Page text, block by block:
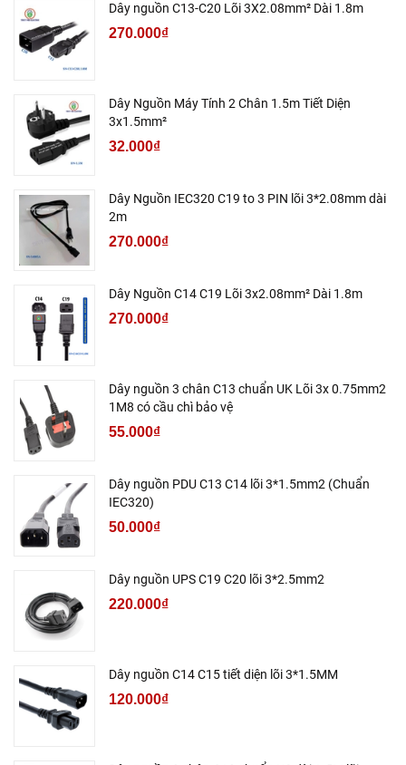
Dây nguồn C13-C20 Lõi 3X2.08mm² Dài 1.8m
270.000₫
Dây Nguồn Máy Tính 2 Chân 1.5m Tiết Diện
3x1.5mm²
32.000₫
Dây Nguồn IEC320 C19 to 3 PIN lõi 3*2.08mm dài
2m
270.000₫
Dây Nguồn C14 C19 Lõi 3x2.08mm² Dài 1.8m
270.000₫
Dây nguồn 3 chân C13 chuẩn UK Lõi 3x 0.75mm2
1M8 có cầu chì bảo vệ
55.000₫
Dây nguồn PDU C13 C14 lõi 3*1.5mm2 (Chuẩn
IEC320)
50.000₫
Dây nguồn UPS C19 C20 lõi 3*2.5mm2
220.000₫
Dây nguồn C14 C15 tiết diện lõi 3*1.5MM
120.000₫